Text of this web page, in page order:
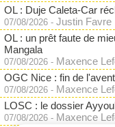
OL : Duje Caleta-Car
07/08/2026 - Justin Favre
OL : un prêt faute de
Mangala
07/08/2026 - Maxence
OGC Nice : fin de
07/08/2026 - Maxence
LOSC : le dossier
07/08/2026 - Maxence